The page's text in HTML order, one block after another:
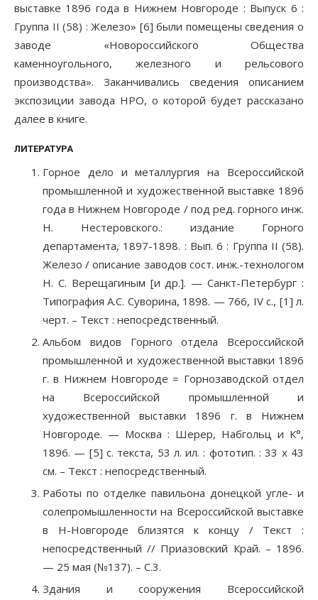
выставке 1896 года в Нижнем Новгороде : Выпуск 6 :
Группа II (58) : Железо» [6] были помещены сведения о
заводе «Новороссийского Общества
каменноугольного, железного и рельсового
производства». Заканчивались сведения описанием
экспозиции завода НРО, о которой будет рассказано
далее в книге.
ЛИТЕРАТУРА
Горное дело и металлургия на Всероссийской
промышленной и художественной выставке 1896
года в Нижнем Новгороде / под ред. горного инж.
Н. Нестеровского.: издание Горного
департамента, 1897-1898. : Вып. 6 : Группа II (58).
Железо / описание заводов сост. инж.-технологом
Н. С. Верещагиным [и др.]. — Санкт-Петербург :
Типография А.С. Суворина, 1898. — 766, IV с., [1] л.
черт. – Текст : непосредственный.
Альбом видов Горного отдела Всероссийской
промышленной и художественной выставки 1896
г. в Нижнем Новгороде = Горнозаводской отдел
на Всероссийской промышленной и
художественной выставки 1896 г. в Нижнем
Новгороде. — Москва : Шерер, Набгольц и К°,
1896. — [5] с. текста, 53 л. ил. : фототип. : 33 х 43
см. – Текст : непосредственный.
Работы по отделке павильона донецкой угле- и
солепромышленности на Всероссийской выставке
в Н-Новгороде близятся к концу / Текст :
непосредственный // Приазовский Край. – 1896.
— 25 мая (№137). – С.3.
Здания и сооружения Всероссийской